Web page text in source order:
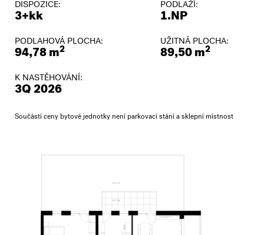
DISPOZICE:
3+kk
PODLAŽÍ:
1.NP
PODLAHOVÁ PLOCHA:
94,78 m2
UŽITNÁ PLOCHA:
89,50 m2
K NASTĚHOVÁNÍ:
3Q 2026
Součástí ceny bytové jednotky není parkovací stání a sklepní místnost